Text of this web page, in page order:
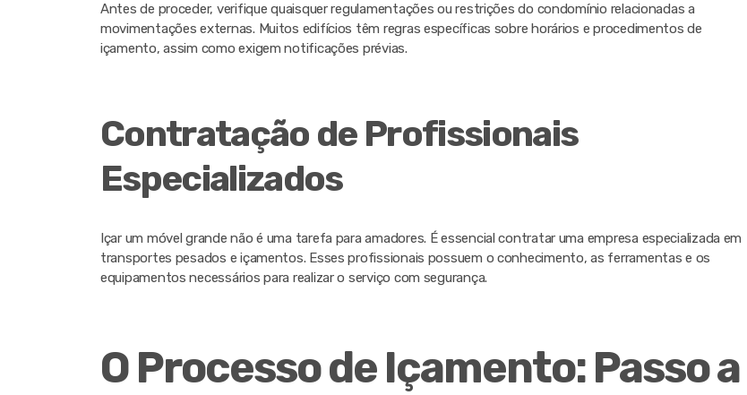
Antes de proceder, verifique quaisquer regulamentações ou restrições do condomínio relacionadas a
movimentações externas. Muitos edifícios têm regras específicas sobre horários e procedimentos de
içamento, assim como exigem notificações prévias.
Contratação de Profissionais
Especializados
Içar um móvel grande não é uma tarefa para amadores. É essencial contratar uma empresa especializada em
transportes pesados e içamentos. Esses profissionais possuem o conhecimento, as ferramentas e os
equipamentos necessários para realizar o serviço com segurança.
O Processo de Içamento: Passo a